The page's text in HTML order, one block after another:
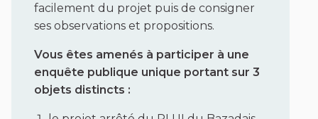
facilement du projet puis de consigner
ses observations et propositions.
Vous êtes amenés à participer à une
enquête publique unique portant sur 3
objets distincts :